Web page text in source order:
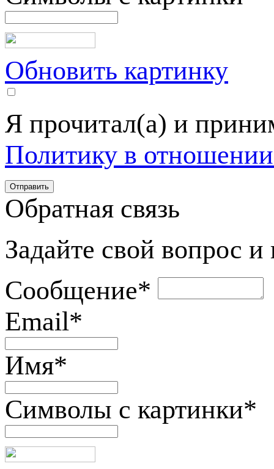
Обновить картинку
Я прочитал(а) и
Политику в
Обратная связь
Задайте свой вопрос
Сообщение*
Email*
Имя*
Символы с картинки*